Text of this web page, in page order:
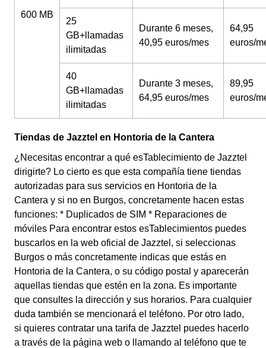
600 MB
25
GB+llamadas
ilimitadas
Durante 6 meses,
40,95 euros/mes
64,95
euros/
40
GB+llamadas
ilimitadas
Durante 3 meses,
64,95 euros/mes
89,95
euros/
Tiendas de Jazztel en Hontoria de la Cantera
¿Necesitas encontrar a qué esTablecimiento de Jazztel
dirigirte? Lo cierto es que esta compañía tiene tiendas
autorizadas para sus servicios en Hontoria de la
Cantera y si no en Burgos, concretamente hacen estas
funciones: * Duplicados de SIM * Reparaciones de
móviles Para encontrar estos esTablecimientos puedes
buscarlos en la web oficial de Jazztel, si seleccionas
Burgos o más concretamente indicas que estás en
Hontoria de la Cantera, o su código postal y aparecerán
aquellas tiendas que estén en la zona. Es importante
que consultes la dirección y sus horarios. Para cualquier
duda también se mencionará el teléfono. Por otro lado,
si quieres contratar una tarifa de Jazztel puedes hacerlo
a través de la página web o llamando al teléfono que te